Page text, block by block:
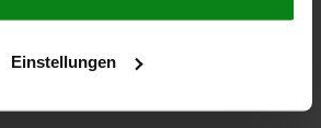
Einstellungen